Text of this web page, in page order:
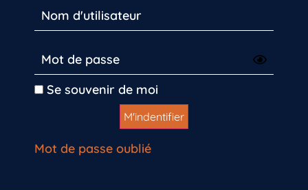
Se souvenir de moi
Mot de passe oublié